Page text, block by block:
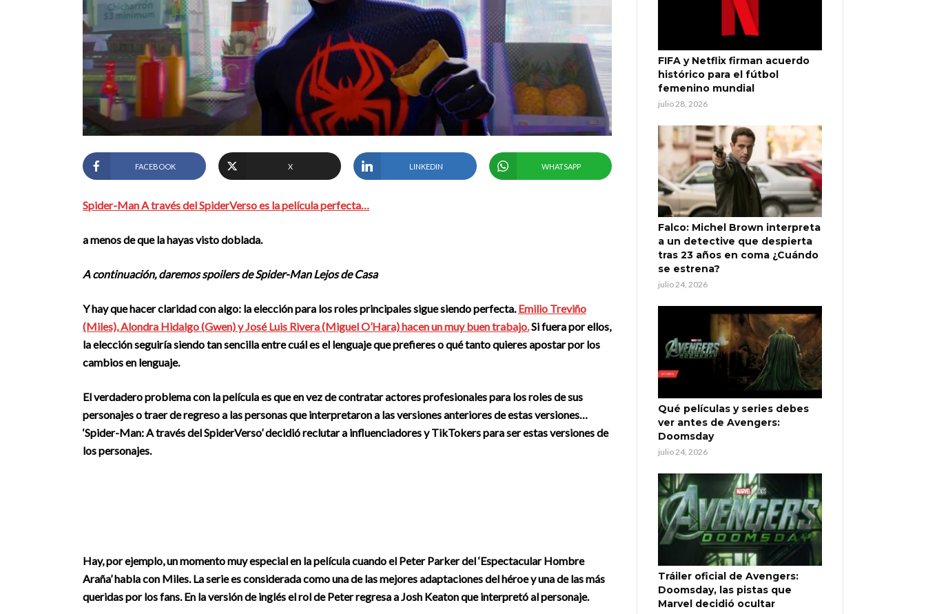
FACEBOOK X LINKEDIN WHATSAPP
Spider-Man A través del SpiderVerso es la película perfecta…
a menos de que la hayas visto doblada.
A continuación, daremos spoilers de Spider-Man Lejos de Casa
Y hay que hacer claridad con algo: la elección para los roles principales sigue siendo perfecta.Emilio Treviño
(Miles), Alondra Hidalgo (Gwen) y José Luis Rivera (Miguel O’Hara) hacen un muy buen trabajo.Si fuera por ellos,
la elección seguiría siendo tan sencilla entre cuál es el lenguaje que prefieres o qué tanto quieres apostar por los
cambios en lenguaje.
El verdadero problema con la película es que en vez de contratar actores profesionales para los roles de sus
personajes o traer de regreso a las personas que interpretaron a las versiones anteriores de estas versiones…
‘Spider-Man: A través del SpiderVerso’decidió reclutar a influenciadores y TikTokers para ser estas versiones de
los personajes.
Hay, por ejemplo, un momento muy especial en la película cuando el Peter Parker del ‘Espectacular Hombre
Araña’ habla con Miles. La serie es considerada como una de las mejores adaptaciones del héroe y una de las más
queridas por los fans. En la versión de inglés el rol de Peter regresa a Josh Keaton que interpretó al personaje.
FIFA y Netflix firman acuerdo
histórico para el fútbol
femenino mundial
julio 28, 2026
Falco: Michel Brown interpreta
a un detective que despierta
tras 23 años en coma ¿Cuándo
se estrena?
julio 24, 2026
Qué películas y series debes
ver antes de Avengers:
Doomsday
julio 24, 2026
Tráiler oficial de Avengers:
Doomsday, las pistas que
Marvel decidió ocultar